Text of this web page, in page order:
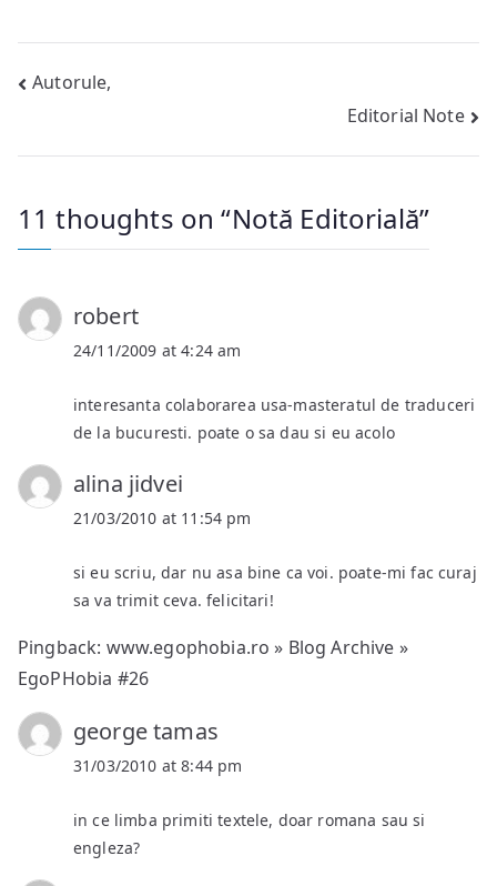
Post
Autorule,
Editorial Note
11 thoughts on “Notă Editorială”
robert
24/11/2009 at 4:24 am
interesanta colaborarea usa-masteratul de traduceri
de la bucuresti. poate o sa dau si eu acolo
alina jidvei
21/03/2010 at 11:54 pm
si eu scriu, dar nu asa bine ca voi. poate-mi fac curaj
sa va trimit ceva. felicitari!
Pingback: www.egophobia.ro » Blog Archive »
EgoPHobia #26
george tamas
31/03/2010 at 8:44 pm
in ce limba primiti textele, doar romana sau si
engleza?